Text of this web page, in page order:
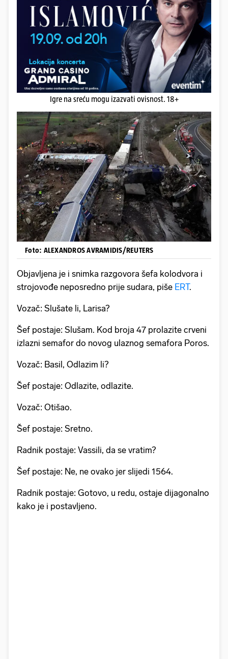
Igre na sreću mogu izazvati ovisnost. 18+
Foto: ALEXANDROS AVRAMIDIS/REUTERS
Objavljena je i snimka razgovora šefa kolodvora i
strojovođe neposredno prije sudara, piše ERT.
Vozač: Slušate li, Larisa?
Šef postaje: Slušam. Kod broja 47 prolazite crveni
izlazni semafor do novog ulaznog semafora Poros.
Vozač: Basil, Odlazim li?
Šef postaje: Odlazite, odlazite.
Vozač: Otišao.
Šef postaje: Sretno.
Radnik postaje: Vassili, da se vratim?
Šef postaje: Ne, ne ovako jer slijedi 1564.
Radnik postaje: Gotovo, u redu, ostaje dijagonalno
kako je i postavljeno.